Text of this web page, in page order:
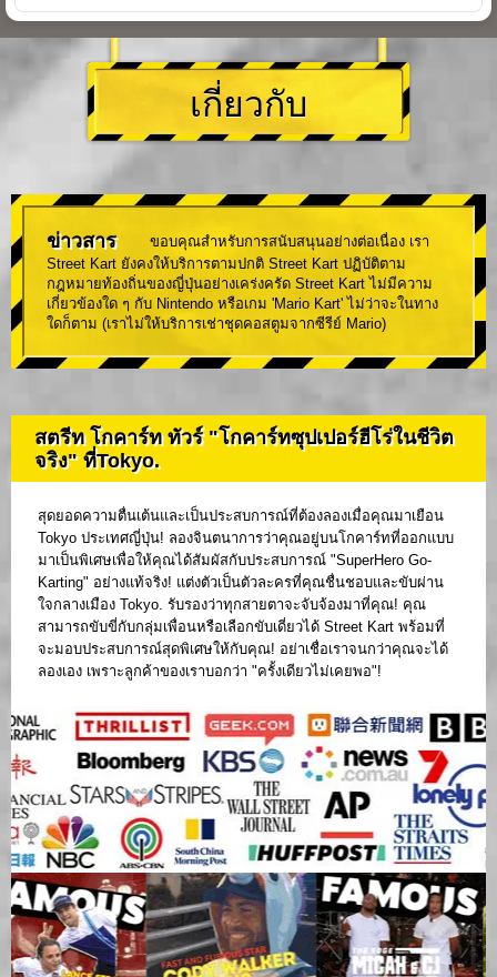
เกี่ยวกับ
ข่าวสาร
ขอบคุณสำหรับการสนับสนุนอย่างต่อเนื่อง เรา
Street Kart ยังคงให้บริการตามปกติ Street Kart ปฏิบัติตาม
กฎหมายท้องถิ่นของญี่ปุ่นอย่างเคร่งครัด Street Kart ไม่มีความ
เกี่ยวข้องใด ๆ กับ Nintendo หรือเกม 'Mario Kart' ไม่ว่าจะในทาง
ใดก็ตาม (เราไม่ให้บริการเช่าชุดคอสตูมจากซีรีย์ Mario)
สตรีท โกคาร์ท ทัวร์ "โกคาร์ทซุปเปอร์ฮีโร่ในชีวิต
จริง" ที่Tokyo.
สุดยอดความตื่นเต้นและเป็นประสบการณ์ที่ต้องลองเมื่อคุณมาเยือน
Tokyo ประเทศญี่ปุ่น! ลองจินตนาการว่าคุณอยู่บนโกคาร์ทที่ออกแบบ
มาเป็นพิเศษเพื่อให้คุณได้สัมผัสกับประสบการณ์ "SuperHero Go-
Karting" อย่างแท้จริง! แต่งตัวเป็นตัวละครที่คุณชื่นชอบและขับผ่าน
ใจกลางเมือง Tokyo. รับรองว่าทุกสายตาจะจับจ้องมาที่คุณ! คุณ
สามารถขับขี่กับกลุ่มเพื่อนหรือเลือกขับเดี่ยวได้ Street Kart พร้อมที่
จะมอบประสบการณ์สุดพิเศษให้กับคุณ! อย่าเชื่อเราจนกว่าคุณจะได้
ลองเอง เพราะลูกค้าของเราบอกว่า "ครั้งเดียวไม่เคยพอ"!